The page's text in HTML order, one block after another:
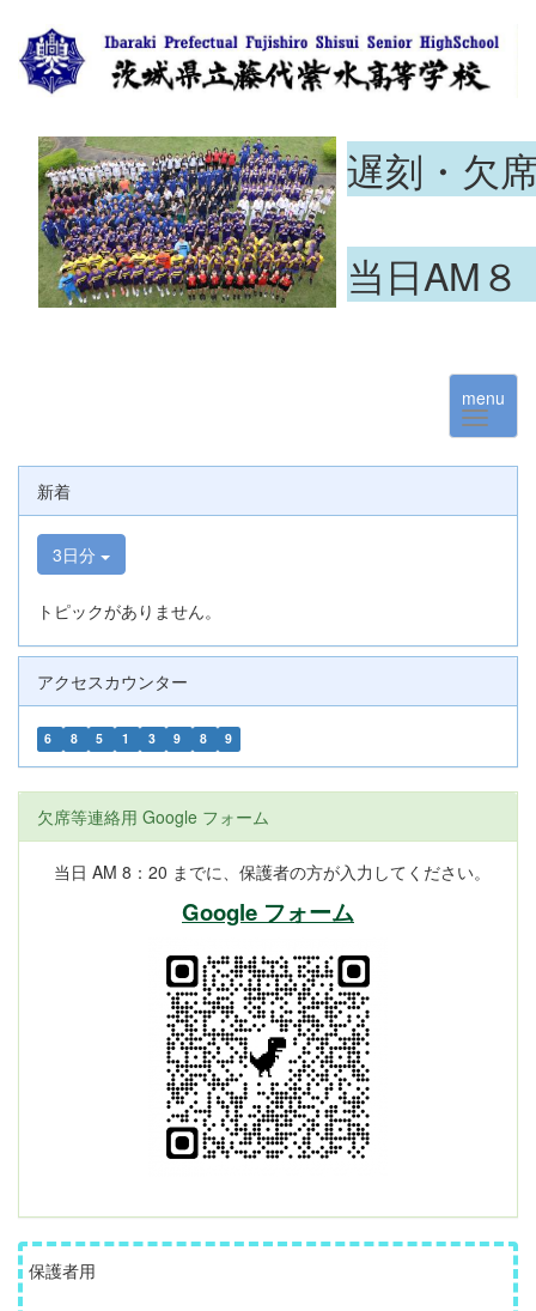
遅刻・欠
当日AM
menu
新着
3日分
トピックがありません。
アクセスカウンター
6 8 5 1 3 9 8 9
欠席等連絡用 Google フォーム
当日 AM 8：20 までに、保護者の方が入力してください。
Google フォーム
保護者用